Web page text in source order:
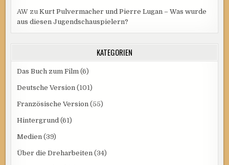
AW zuKurt Pulvermacher und Pierre Lugan – Was wurde
aus diesen Jugendschauspielern?
KATEGORIEN
Das Buch zum Film (6)
Deutsche Version (101)
Französische Version (55)
Hintergrund (61)
Medien (39)
Über die Dreharbeiten (34)